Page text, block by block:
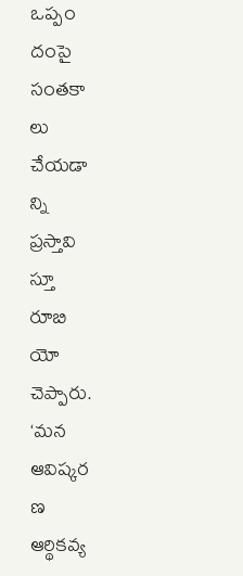
ఒప్పం
దంపై
సంతకా
లు
చేయడా
న్ని
ప్రస్తావి
స్తూ
రూబి
యో
చెప్పారు.
‘మన
ఆవిష్కర
ణ
ఆర్థికవ్య